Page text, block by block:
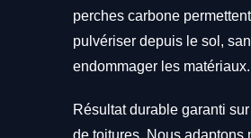
perches carbone
pulvériser depuis le sol,
endommager les matériaux.
Résultat durable garanti